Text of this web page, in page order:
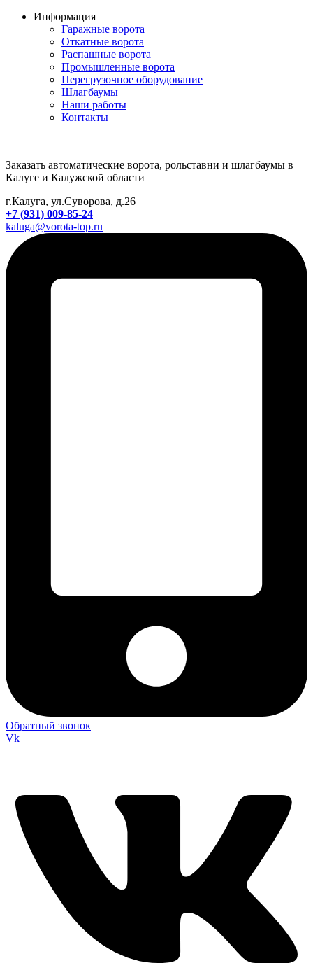
Информация
Гаражные ворота
Откатные ворота
Распашные ворота
Промышленные ворота
Перегрузочное оборудование
Шлагбаумы
Наши работы
Контакты
Заказать автоматические ворота, рольставни и шлагбаумы в
Калуге и Калужской области
г.Калуга, ул.Суворова, д.26
+7 (931) 009-85-24
kaluga@vorota-top.ru
Обратный звонок
Vk